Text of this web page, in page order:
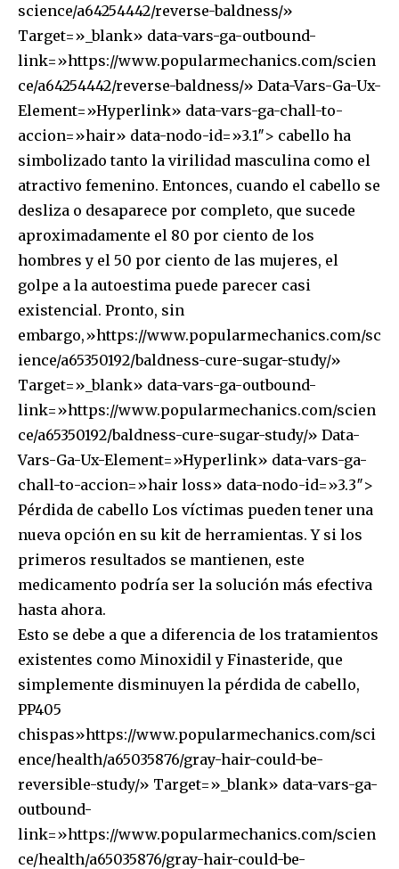
science/a64254442/reverse-baldness/»
Target=»_blank» data-vars-ga-outbound-
link=»https://www.popularmechanics.com/scien
ce/a64254442/reverse-baldness/» Data-Vars-Ga-Ux-
Element=»Hyperlink» data-vars-ga-chall-to-
accion=»hair» data-nodo-id=»3.1″> cabello ha
simbolizado tanto la virilidad masculina como el
atractivo femenino. Entonces, cuando el cabello se
desliza o desaparece por completo, que sucede
aproximadamente el 80 por ciento de los
hombres y el 50 por ciento de las mujeres, el
golpe a la autoestima puede parecer casi
existencial. Pronto, sin
embargo,»https://www.popularmechanics.com/sc
ience/a65350192/baldness-cure-sugar-study/»
Target=»_blank» data-vars-ga-outbound-
link=»https://www.popularmechanics.com/scien
ce/a65350192/baldness-cure-sugar-study/» Data-
Vars-Ga-Ux-Element=»Hyperlink» data-vars-ga-
chall-to-accion=»hair loss» data-nodo-id=»3.3″>
Pérdida de cabello Los víctimas pueden tener una
nueva opción en su kit de herramientas. Y si los
primeros resultados se mantienen, este
medicamento podría ser la solución más efectiva
hasta ahora.
Esto se debe a que a diferencia de los tratamientos
existentes como Minoxidil y Finasteride, que
simplemente disminuyen la pérdida de cabello,
PP405
chispas»https://www.popularmechanics.com/sci
ence/health/a65035876/gray-hair-could-be-
reversible-study/» Target=»_blank» data-vars-ga-
outbound-
link=»https://www.popularmechanics.com/scien
ce/health/a65035876/gray-hair-could-be-